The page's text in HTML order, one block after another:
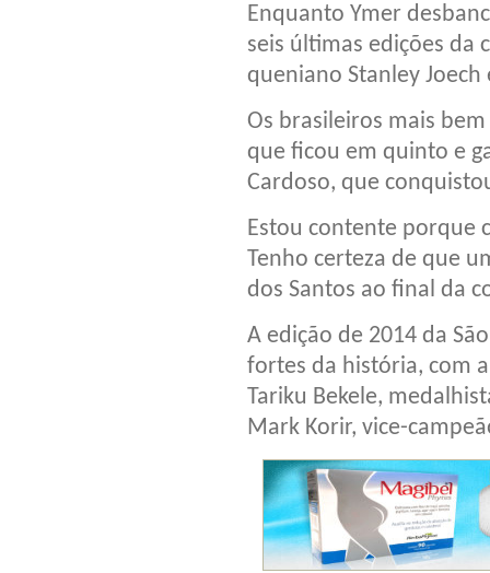
Enquanto Ymer
seis últimas edições da
queniano Stanley
Os brasileiros mais
que ficou em quinto e
Cardoso, que
Estou contente porque
Tenho certeza de que
dos Santos ao final da
A edição de 2014 da
fortes da história, com
Tariku Bekele,
Mark Korir, vice-